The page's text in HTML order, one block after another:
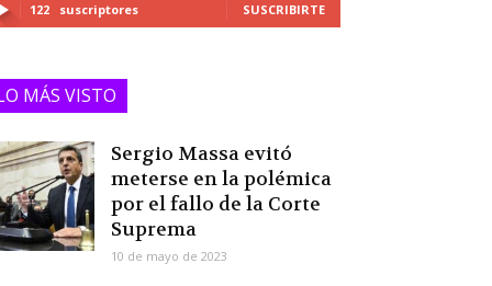
122 suscriptores SUSCRIBIRTE
MÁS VISTO
Sergio Massa evitó
meterse en la polémica
por el fallo de la Corte
Suprema
10 de mayo de 2023